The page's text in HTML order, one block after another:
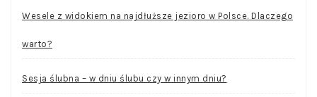
Wesele z widokiem na najdłuższe jezioro w Polsce. Dlaczego
warto?
Sesja ślubna – w dniu ślubu czy w innym dniu?